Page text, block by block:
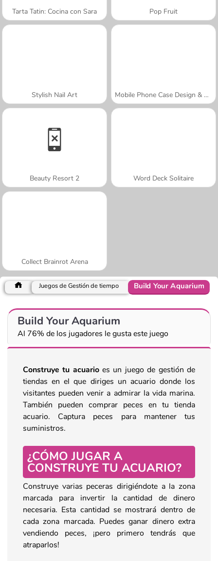
Tarta Tatin: Cocina con Sara Pop Fruit
Stylish Nail Art Mobile Phone Case Design & DIY
Beauty Resort 2 Word Deck Solitaire
Collect Brainrot Arena
Juegos de Gestión de tiempo Build Your Aquarium
Build Your Aquarium
Al 76% de los jugadores le gusta este juego
Construye tu acuario es un juego de gestión de
tiendas en el que diriges un acuario donde los
visitantes pueden venir a admirar la vida marina.
También pueden comprar peces en tu tienda
acuario. Captura peces para mantener tus
suministros.
¿CÓMO JUGAR A
CONSTRUYE TU ACUARIO?
Construye varias peceras dirigiéndote a la zona
marcada para invertir la cantidad de dinero
necesaria. Esta cantidad se mostrará dentro de
cada zona marcada. Puedes ganar dinero extra
vendiendo peces, ¡pero primero tendrás que
atraparlos!